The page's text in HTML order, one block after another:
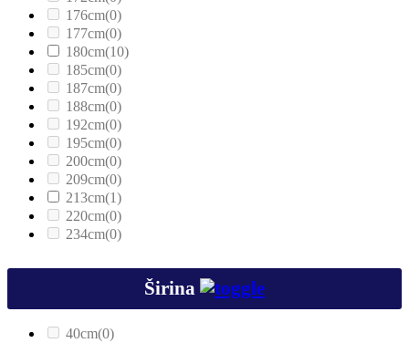
176cm(0)
177cm(0)
180cm(10)
185cm(0)
187cm(0)
188cm(0)
192cm(0)
195cm(0)
200cm(0)
209cm(0)
213cm(1)
220cm(0)
234cm(0)
Širina
40cm(0)